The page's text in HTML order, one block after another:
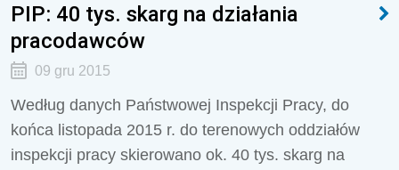
PIP: 40 tys. skarg na działania
pracodawców
09 gru 2015
Według danych Państwowej Inspekcji Pracy, do
końca listopada 2015 r. do terenowych oddziałów
inspekcji pracy skierowano ok. 40 tys. skarg na